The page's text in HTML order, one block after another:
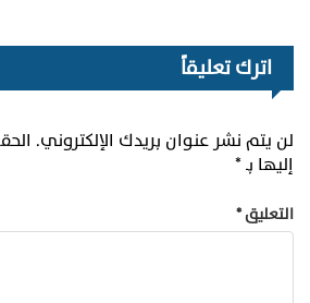
اترك تعليقاً
لن يتم نشر عنوان بريدك الإلكتروني.
إليها بـ*
التعليق*